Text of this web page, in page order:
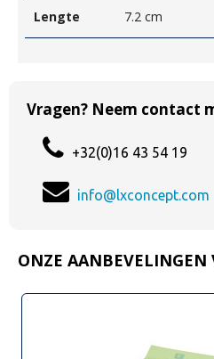
Lengte 7.2 cm
Vragen? Neem contact
+32(0)16 43 54 19
info@lxconcept.com
ONZE AANBEVELINGEN